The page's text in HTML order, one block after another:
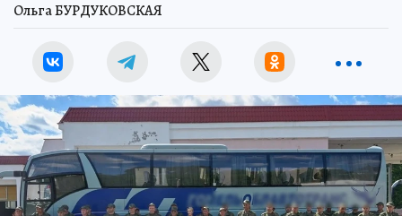
Ольга БУРДУКОВСКАЯ